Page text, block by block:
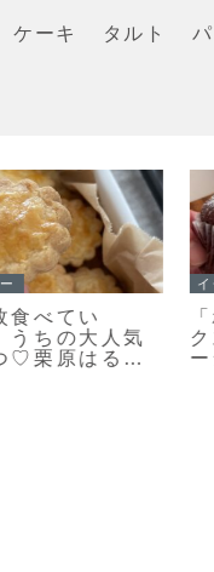
ケーキ タルト
イチ押し！！
【レシピ】お手軽ス
コーン改良版♡さら
に美味しくなりまし